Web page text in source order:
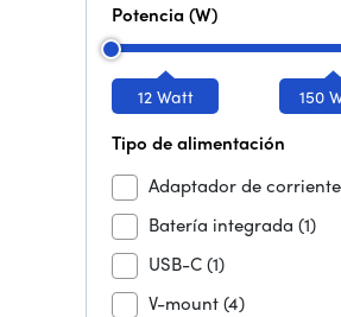
Potencia (W)
12 Watt 150
Tipo de alimentación
Adaptador de corriente
Batería integrada (1)
USB-C(1)
V-mount(4)